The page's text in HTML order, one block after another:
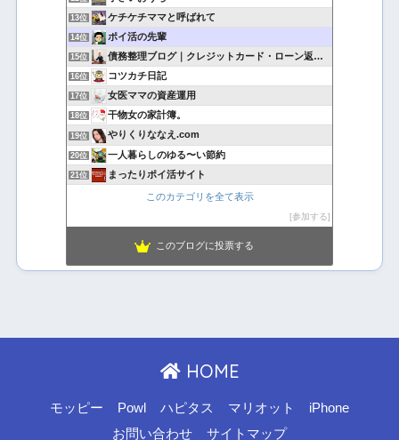
13位 ケチケチママと呼ばれて
14位 ポイ活の先輩
15位 債務整理ブログ｜クレジットカード・ローン返済で悩んでいる方へ
16位 コツカチ日記
17位 女医ママの資産運用
18位 干物女の家計簿。
19位 やりくりななえ.com
20位 一人暮らしのゆる〜い節約
21位 まったりポイ活サイト
このカテゴリを全て表示
参加する
このブログに投票する
HOME
モッピー Powl ハピタス マリオット
iPhone
お問い合わせ
サイトマップ